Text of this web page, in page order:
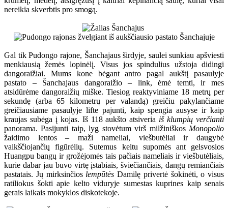
nereikia skverbtis pro smogą.
Gal tik Pudongo rajone, Šanchajaus širdyje, saulei sunkiau apšviesti
menkiausią žemės lopinėlį. Visus jos spindulius užstoja didingi
dangoraižiai. Mums kone bėgant antro pagal aukštį pasaulyje
pastato – Šanchajaus dangoraižio – link, ėmė temti, ir mes
atsidūrėme dangoraižių miške. Tiesiog reaktyviniame 18 metrų per
sekundę (arba 65 kilometrų per valandą) greičiu pakylančiame
greičiausiame pasaulyje lifte pajunti, kaip spengia ausyse ir kaip
kraujas subėga į kojas. Iš 118 aukšto atsiveria iš klumpių verčianti
panorama. Pasijunti taip, lyg stovėtum virš milžiniškos Monopolio
žaidimo lentos – maži nameliai, viešbutėliai ir daugybė
vaikščiojančių figūrėlių. Sutemus keltu supomės ant gelsvosios
Huangpu bangų ir grožėjomės tais pačiais nameliais ir viešbutėliais,
kurie dabar jau buvo virtę įstabiais, šviečiančiais, dangų remiančiais
pastatais. Jų mirksinčios lempūtės Damilę privertė šokinėti, o visus
ratiliokus šokti apie kelto viduryje sumestas kuprines kaip senais
gerais laikais mokyklos diskotekoje.